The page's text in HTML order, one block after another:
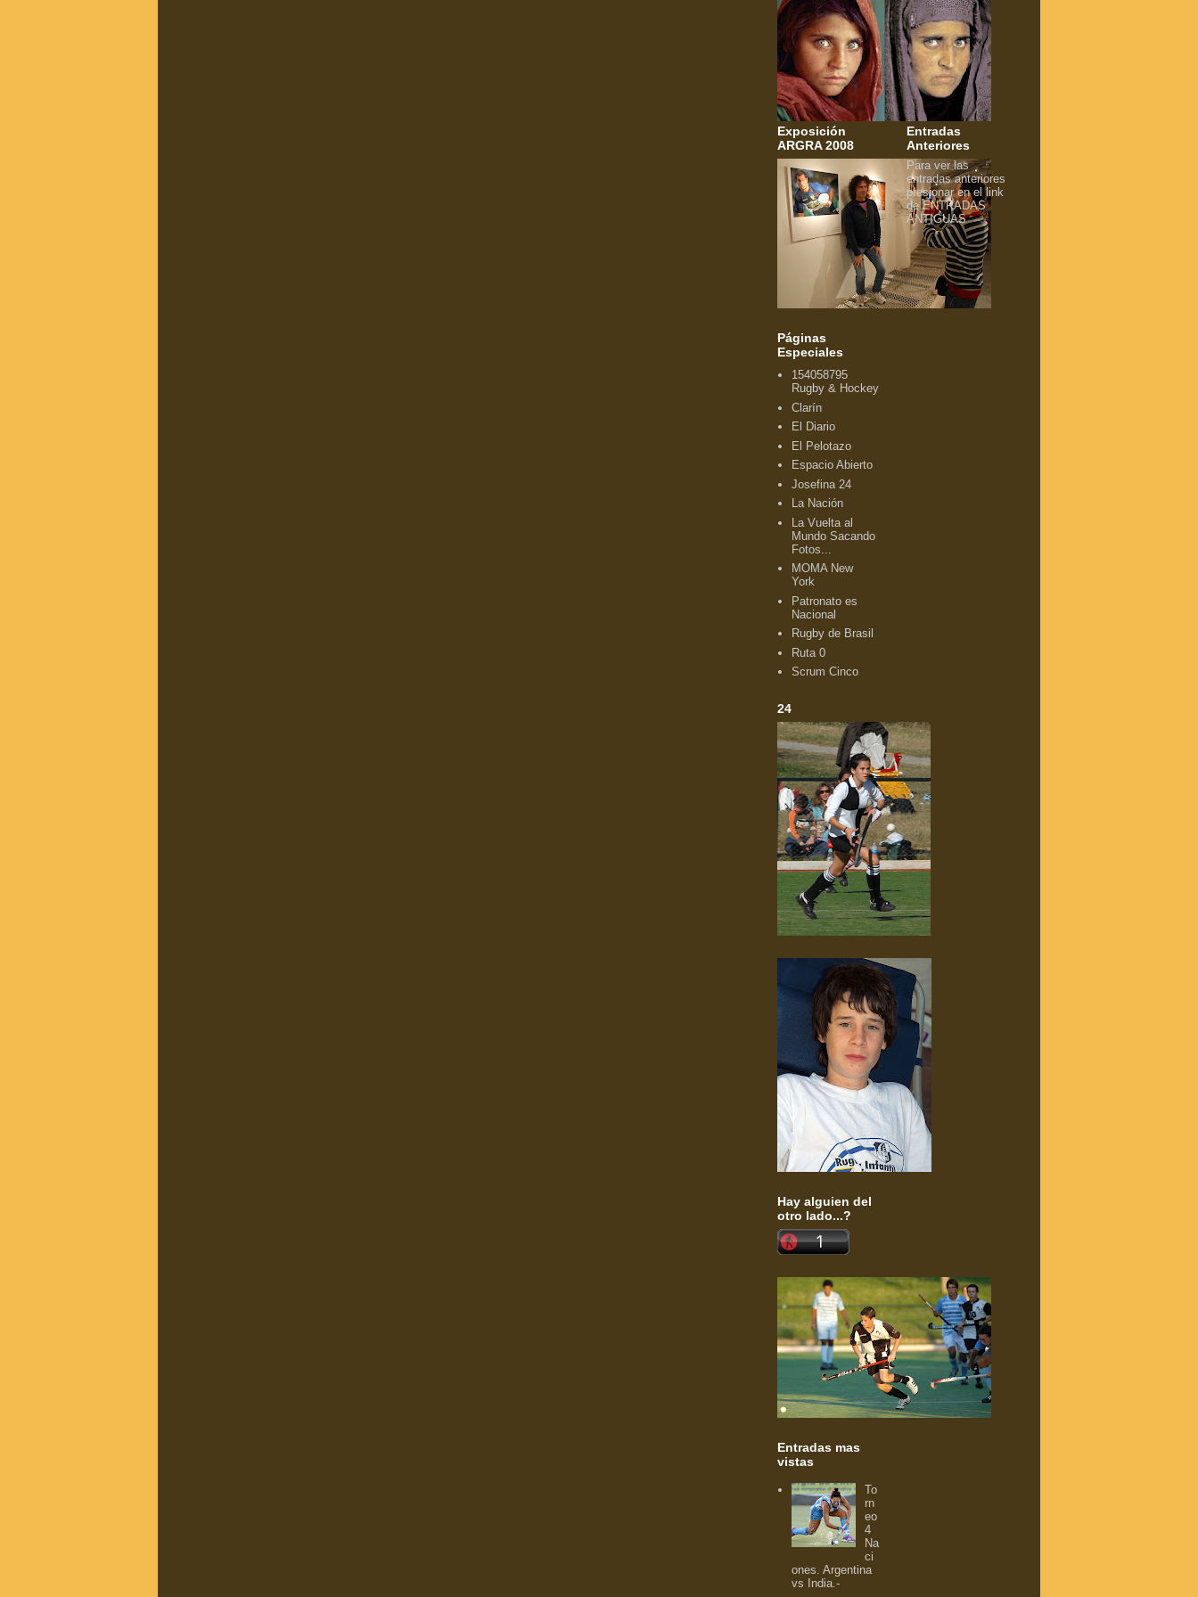
Exposición
ARGRA 2008
Páginas
Especiales
154058795
Rugby & Hockey
Clarín
El Diario
El Pelotazo
Espacio Abierto
Josefina 24
La Nación
La Vuelta al
Mundo Sacando
Fotos...
MOMA New
York
Patronato es
Nacional
Rugby de Brasil
Ruta 0
Scrum Cinco
24
Hay alguien del
otro lado...?
Entradas mas
vistas
To
rn
eo
4
Na
ci
ones. Argentina
vs India.-
Entradas
Anteriores
Para ver las
entradas anteriores
presionar en el link
de ENTRADAS
ANTIGUAS